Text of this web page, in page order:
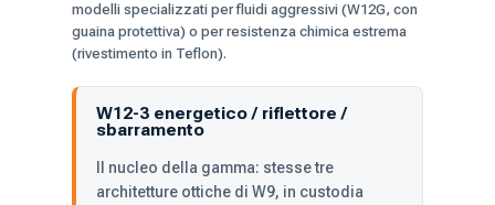
modelli specializzati per fluidi aggressivi (W12G, con
guaina protettiva) o per resistenza chimica estrema
(rivestimento in Teflon).
W12-3 energetico / riflettore /
sbarramento
Il nucleo della gamma: stesse tre
architetture ottiche di W9, in custodia